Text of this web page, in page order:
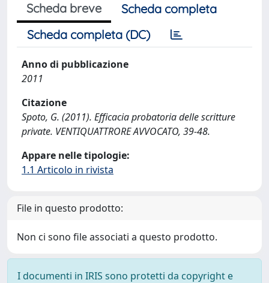
Scheda breve
Scheda completa
Scheda completa (DC)
Anno di pubblicazione
2011
Citazione
Spoto, G. (2011). Efficacia probatoria delle scritture
private. VENTIQUATTRORE AVVOCATO, 39-48.
Appare nelle tipologie:
1.1 Articolo in rivista
File in questo prodotto:
Non ci sono file associati a questo prodotto.
I documenti in IRIS sono protetti da copyright e